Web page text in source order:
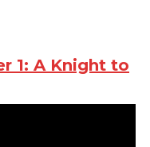
1: A Knight to